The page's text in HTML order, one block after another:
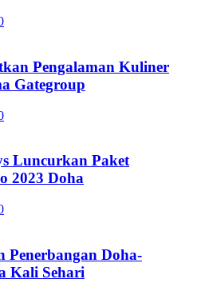
Pengalaman Kuliner
Gategroup
Luncurkan Paket
2023 Doha
Penerbangan Doha-
Kali Sehari